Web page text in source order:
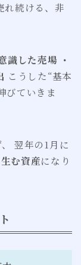
れ続ける、非
識した売場 ・
こうした“基本
びていきま
翌年の1月に
む資産になり